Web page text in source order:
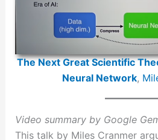
The Next Great Scientific
Neural Network,
Video summary by Google
This talk by Miles Cranmer